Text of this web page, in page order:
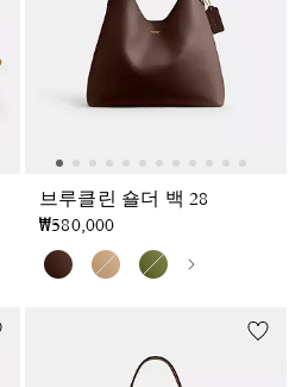
브루클린 숄더 백 28
₩580,000